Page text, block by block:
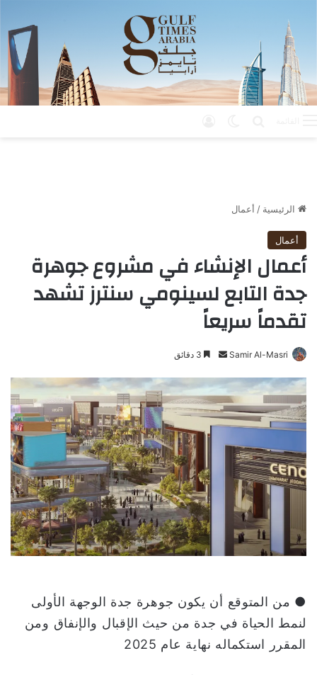
الرئيسية / أعمال
أعمال
أعمال الإنشاء في مشروع جوهرة
جدة التابع لسينومي سنترز تشهد
تقدماً سريعاً
Samir Al-Masri
س
ل
ب
ت
ن
ا
● من المتوقع أن يكون جوهرة جدة الوجهة الأولى
لنمط الحياة في جدة من حيث الإقبال والإنفاق ومن
المقرر استكماله نهاية عام 2025